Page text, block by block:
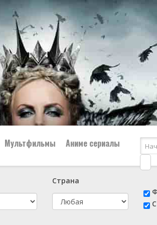
👨‍✈️ Военный
🕵️‍♂️ Детектив
Мультфильмы Аниме сериалы
Страна